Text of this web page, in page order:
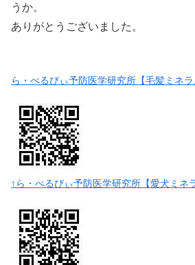
うか。
ありがとうございました。
ら・べるびぃ予防医学研究所【毛髪ミネラ
↑ら・べるびぃ予防医学研究所【愛犬ミネ